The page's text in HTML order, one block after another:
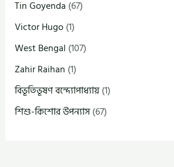
Tin Goyenda (67)
Victor Hugo(1)
West Bengal (107)
Zahir Raihan (1)
বিভূতিভূষণ বন্দ্যোপাধ্যায়(1)
শিশু-কিশোর উপন্যাস(67)